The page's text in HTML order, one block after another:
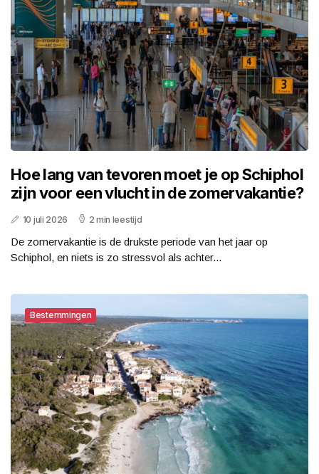
Hoe lang van tevoren moet je op Schiphol
zijn voor een vlucht in de zomervakantie?
10 juli 2026 2 min leestijd
De zomervakantie is de drukste periode van het jaar op
Schiphol, en niets is zo stressvol als achter...
Bestemmingen